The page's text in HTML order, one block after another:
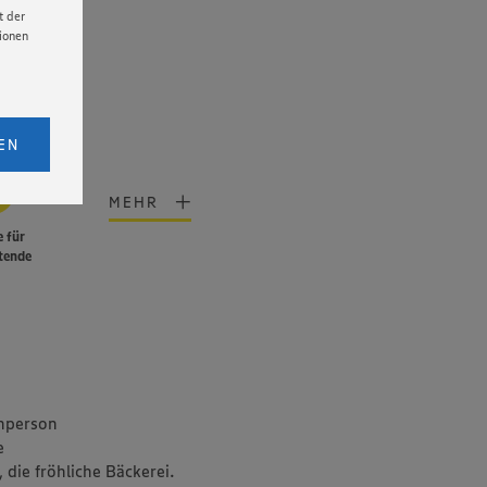
der
1
für
MEHR
die fröhliche Bäckerei.